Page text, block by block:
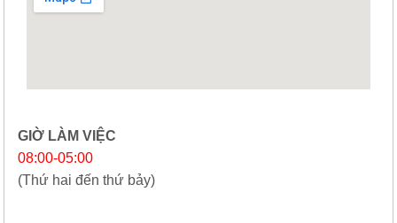
GIỜ LÀM VIỆC
08:00-05:00
(Thứ hai đến thứ bảy)